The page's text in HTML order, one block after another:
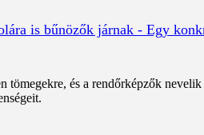
is bűnözők járnak - Egy
tömegekre, és a rendőrképzők